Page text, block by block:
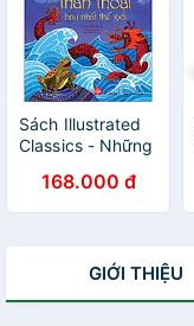
Sách Illustrated
Classics - Những
Thần Thoại Hay
Nhất Thế Giới
168.000 đ
GIỚI THIỆU